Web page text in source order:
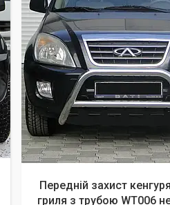
Передній захист
гриля з трубою WT006